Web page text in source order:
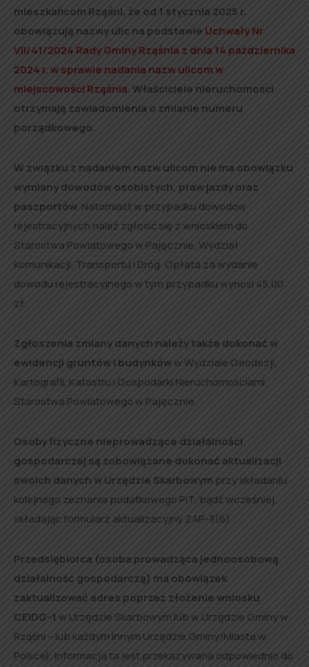
mieszkańcom Rząśni, że od 1 stycznia 2025 r.
obowiązują nazwy ulic na podstawie Uchwały Nr
VII/41/2024 Rady Gminy Rząśnia z dnia 14 października
2024 r. w sprawie nadania nazw ulicom w
miejscowości Rząśnia. Właściciele nieruchomości
otrzymają zawiadomienia o zmianie numeru
porządkowego.
W związku z nadaniem nazw ulicom nie ma obowiązku
wymiany dowodów osobistych, praw jazdy oraz
paszportów. Natomiast w przypadku dowodów
rejestracyjnych należ zgłosić się z wnioskiem do
Starostwa Powiatowego w Pajęcznie, Wydział
Komunikacji, Transportu i Dróg. Opłata za wydanie
dowodu rejestracyjnego w tym przypadku wynosi 45,00
zł.
Zgłoszenia zmiany danych należy także dokonać w
ewidencji gruntów i budynkóww Wydziale Geodezji,
Kartografii, Katastru i Gospodarki Nieruchomościami
Starostwa Powiatowego w Pajęcznie.
Osoby fizyczne nieprowadzące działalności
gospodarczej są zobowiązane dokonać aktualizacji
swoich danych w Urzędzie Skarbowym przy składaniu
kolejnego zeznania podatkowego PIT, bądź wcześniej,
składając formularz aktualizacyjny ZAP-3(6).
Przedsiębiorca (osoba prowadząca jednoosobową
działalność gospodarczą) ma obowiązek
zaktualizować adres poprzez złożenie wniosku
CEIDG-1 w Urzędzie Skarbowym lub w Urzędzie Gminy w
Rząśni – lub każdym innym Urzędzie Gminy/Miasta w
Polsce). Informacja ta jest przekazywana odpowiednio do